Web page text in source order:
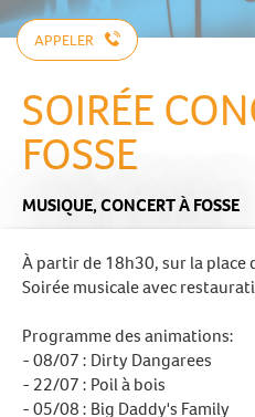
APPELER
SOIRÉE
FOSSE
MUSIQUE,CONCERTÀ FOSSE
À partir de 18h30, sur la place
Soirée musicale avec
Programme des animations:
- 08/07 : Dirty Dangarees
- 22/07 : Poil à bois
- 05/08 : Big Daddy's Family